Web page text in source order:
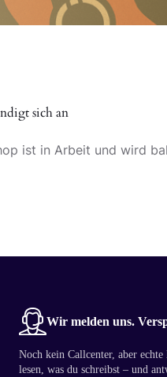
sich an
ist in Arbeit und wird
Wir melden uns.
Noch kein Callcenter, aber echte
lesen, was du schreibst – und